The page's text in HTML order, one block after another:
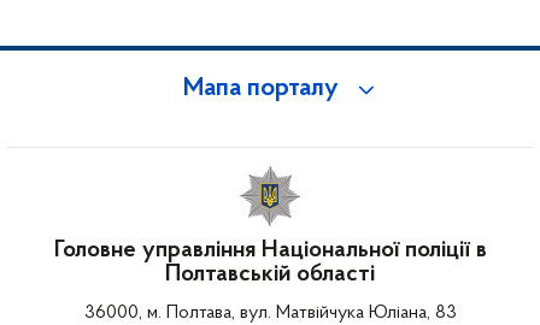
Мапа порталу
Головне управління Національної поліції в
Полтавській області
36000, м. Полтава, вул. Матвійчука Юліана, 83